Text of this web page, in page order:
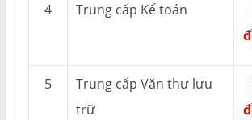
4 Trung cấp Kế toán
5
Trung cấp Văn thư lưu
trữ